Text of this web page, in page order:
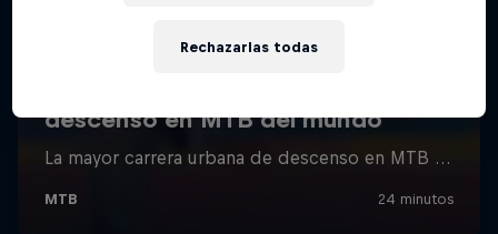
Rechazarlas todas